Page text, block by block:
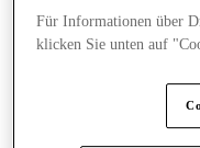
Für Informationen über
klicken Sie unten auf